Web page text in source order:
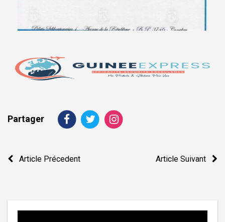
Partager
Navigation
Article Précedent Article Suivant